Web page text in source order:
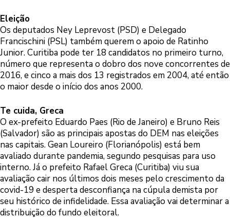
Eleição
Os deputados Ney Leprevost (PSD) e Delegado
Francischini (PSL) também querem o apoio de Ratinho
Junior. Curitiba pode ter 18 candidatos no primeiro turno,
número que representa o dobro dos nove concorrentes de
2016, e cinco a mais dos 13 registrados em 2004, até então
o maior desde o início dos anos 2000.
Te cuida, Greca
O ex-prefeito Eduardo Paes (Rio de Janeiro) e Bruno Reis
(Salvador) são as principais apostas do DEM nas eleições
nas capitais. Gean Loureiro (Florianópolis) está bem
avaliado durante pandemia, segundo pesquisas para uso
interno. Já o prefeito Rafael Greca (Curitiba) viu sua
avaliação cair nos últimos dois meses pelo crescimento da
covid-19 e desperta desconfiança na cúpula demista por
seu histórico de infidelidade. Essa avaliação vai determinar a
distribuição do fundo eleitoral.